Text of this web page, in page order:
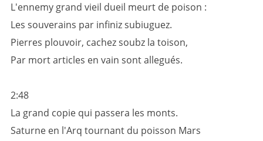
L'ennemy grand vieil dueil meurt de poison :
Les souverains par infiniz subiuguez.
Pierres plouvoir, cachez soubz la toison,
Par mort articles en vain sont allegués.
2:48
La grand copie qui passera les monts.
Saturne en l'Arq tournant du poisson Mars